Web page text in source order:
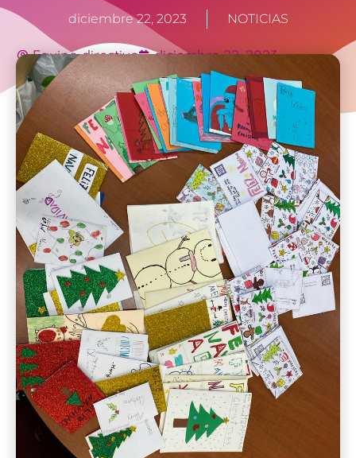
diciembre 22, 2023 NOTICIAS
Equipo directivo diciembre 22, 2023